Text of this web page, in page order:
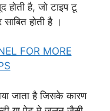
होती है, जो टाइप टू
होती है ।
FOR MORE
जाता है जिसके कारण